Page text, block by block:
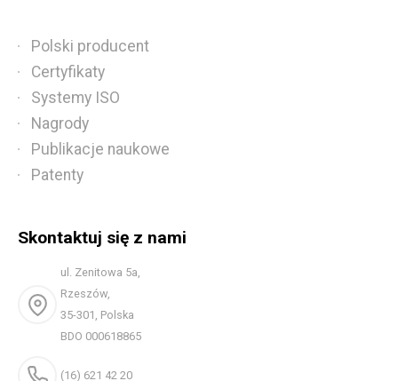
Polski producent
Certyfikaty
Systemy ISO
Nagrody
Publikacje naukowe
Patenty
Skontaktuj się z nami
ul. Zenitowa 5a,
Rzeszów,
35-301, Polska
BDO 000618865
(16) 621 42 20